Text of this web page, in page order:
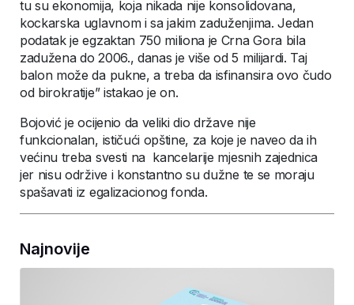
tu su ekonomija, koja nikada nije konsolidovana,
kockarska uglavnom i sa jakim zaduženjima. Jedan
podatak je egzaktan 750 miliona je Crna Gora bila
zadužena do 2006., danas je više od 5 milijardi. Taj
balon može da pukne, a treba da isfinansira ovo čudo
od birokratije” istakao je on.
Bojović je ocijenio da veliki dio države nije
funkcionalan, ističući opštine, za koje je naveo da ih
većinu treba svesti na kancelarije mjesnih zajednica
jer nisu održive i konstantno su dužne te se moraju
spašavati iz egalizacionog fonda.
Najnovije